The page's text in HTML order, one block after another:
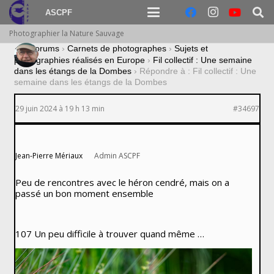
ASCPF
Photographier la Nature Sauvage
› Forums › Carnets de photographes › Sujets et
photographies réalisés en Europe › Fil collectif : Une semaine
dans les étangs de la Dombes › Répondre à : Fil collectif : Une
semaine dans les étangs de la Dombes
29 juin 2024 à 19 h 13 min #34697
Jean-Pierre Mériaux Admin ASCPF
Peu de rencontres avec le héron cendré, mais on a
passé un bon moment ensemble
107 Un peu difficile à trouver quand même …